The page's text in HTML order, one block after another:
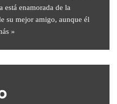
está enamorada de la
su mejor amigo, aunque él
»